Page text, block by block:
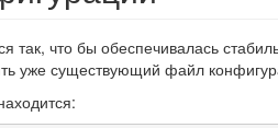
так, что бы обеспечивалась
уже существующий файл